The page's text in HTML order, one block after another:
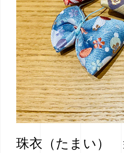
珠衣（たまい）